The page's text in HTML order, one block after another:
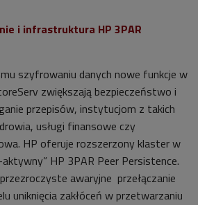
i infrastruktura HP 3PAR
szyfrowaniu danych nowe funkcje w
zwiększają bezpieczeństwo i
przepisów, instytucjom z takich
usługi finansowe czy
HP oferuje rozszerzony klaster w
HP 3PAR Peer Persistence.
awaryjne przełączanie
uniknięcia zakłóceń w przetwarzaniu